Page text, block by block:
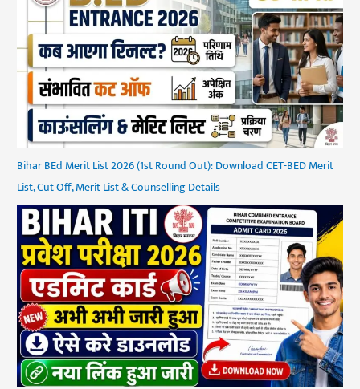
Bihar BEd Merit List 2026 (1st Round Out): Download CET-BED Merit
List, Cut Off, Merit List & Counselling Details